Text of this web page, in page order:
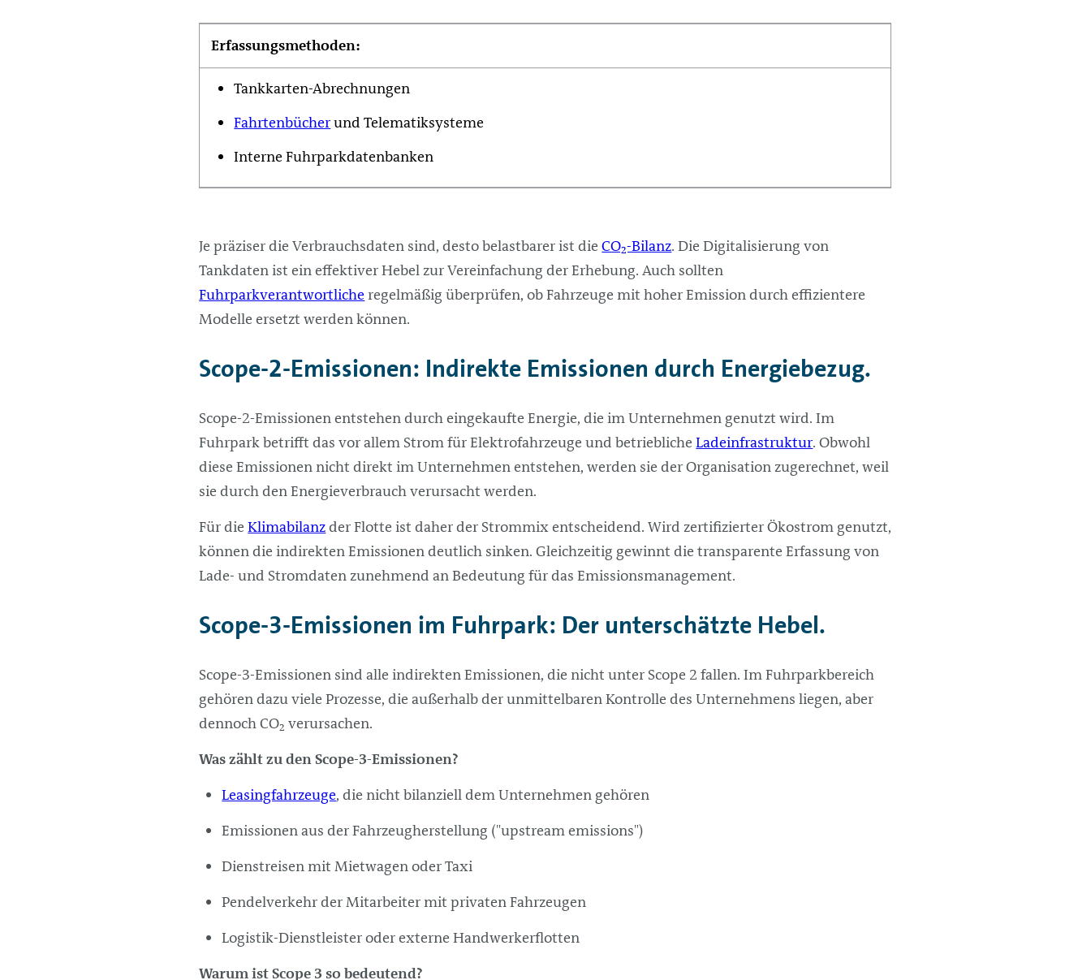
Erfassungsmethoden:
Tankkarten-Abrechnungen
Fahrtenbücherund Telematiksysteme
Interne Fuhrparkdatenbanken
Je präziser die Verbrauchsdaten sind, desto belastbarer ist dieCO₂-Bilanz. Die Digitalisierung von
Tankdaten ist ein effektiver Hebel zur Vereinfachung der Erhebung. Auch sollten
Fuhrparkverantwortlicheregelmäßig überprüfen, ob Fahrzeuge mit hoher Emission durch effizientere
Modelle ersetzt werden können.
Scope-2-Emissionen: Indirekte Emissionen durch Energiebezug.
Scope-2-Emissionen entstehen durch eingekaufte Energie, die im Unternehmen genutzt wird. Im
Fuhrpark betrifft das vor allem Strom für Elektrofahrzeuge und betrieblicheLadeinfrastruktur. Obwohl
diese Emissionen nicht direkt im Unternehmen entstehen, werden sie der Organisation zugerechnet, weil
sie durch den Energieverbrauch verursacht werden.
Für dieKlimabilanzder Flotte ist daher der Strommix entscheidend. Wird zertifizierter Ökostrom genutzt,
können die indirekten Emissionen deutlich sinken. Gleichzeitig gewinnt die transparente Erfassung von
Lade- und Stromdaten zunehmend an Bedeutung für das Emissionsmanagement.
Scope-3-Emissionen im Fuhrpark: Der unterschätzte Hebel.
Scope-3-Emissionen sind alle indirekten Emissionen, die nicht unter Scope 2 fallen. Im Fuhrparkbereich
gehören dazu viele Prozesse, die außerhalb der unmittelbaren Kontrolle des Unternehmens liegen, aber
dennoch CO₂ verursachen.
Was zählt zu den Scope-3-Emissionen?
Leasingfahrzeuge, die nicht bilanziell dem Unternehmen gehören
Emissionen aus der Fahrzeugherstellung ("upstream emissions")
Dienstreisen mit Mietwagen oder Taxi
Pendelverkehr der Mitarbeiter mit privaten Fahrzeugen
Logistik-Dienstleister oder externe Handwerkerflotten
Warum ist Scope 3 so bedeutend?